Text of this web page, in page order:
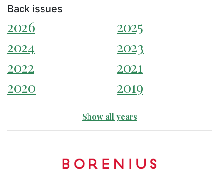
Back issues
2026
2025
2024
2023
2022
2021
2020
2019
Show all years